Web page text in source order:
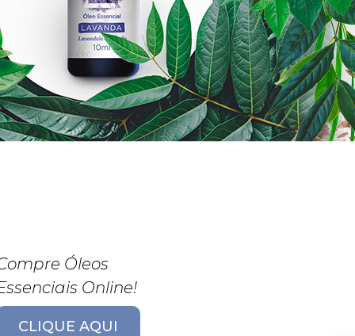
Óleos
Online!
CLIQUE AQUI